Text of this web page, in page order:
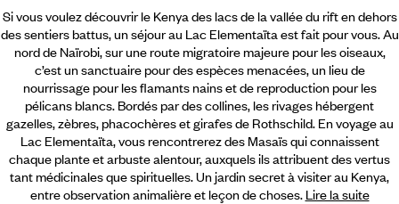
Si vous voulez découvrir le Kenya des lacs de la vallée du rift en dehors
des sentiers battus, un séjour au Lac Elementaïta est fait pour vous. Au
nord de Naïrobi, sur une route migratoire majeure pour les oiseaux,
c’est un sanctuaire pour des espèces menacées, un lieu de
nourrissage pour les flamants nains et de reproduction pour les
pélicans blancs. Bordés par des collines, les rivages hébergent
gazelles, zèbres, phacochères et girafes de Rothschild. En voyage au
Lac Elementaïta, vous rencontrerez des Masaïs qui connaissent
chaque plante et arbuste alentour, auxquels ils attribuent des vertus
tant médicinales que spirituelles.Un jardin secret à visiter au Kenya,
entre observation animalière et leçon de choses. Lire la suite